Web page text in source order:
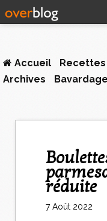
Accueil Recettes
Archives
Boulettes d'aubergines et
réduite
7 Août 2022